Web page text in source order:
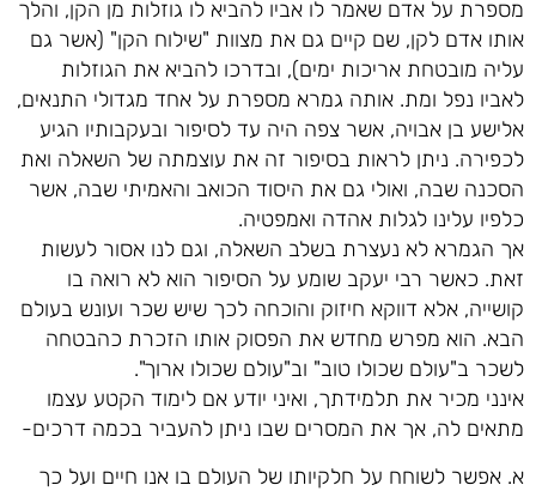
מספרת על אדם שאמר לו אביו להביא לו גוזלות מן הקן, והלך
אותו אדם לקן, שם קיים גם את מצוות "שילוח הקן" (אשר גם
עליה מובטחת אריכות ימים), ובדרכו להביא את הגוזלות
לאביו נפל ומת. אותה גמרא מספרת על אחד מגדולי התנאים,
אלישע בן אבויה, אשר צפה היה עד לסיפור ובעקבותיו הגיע
לכפירה. ניתן לראות בסיפור זה את עוצמתה של השאלה ואת
הסכנה שבה, ואולי גם את היסוד הכואב והאמיתי שבה, אשר
כלפיו עלינו לגלות אהדה ואמפטיה.
אך הגמרא לא נעצרת בשלב השאלה, וגם לנו אסור לעשות
זאת. כאשר רבי יעקב שומע על הסיפור הוא לא רואה בו
קושייה, אלא דווקא חיזוק והוכחה לכך שיש שכר ועונש בעולם
הבא. הוא מפרש מחדש את הפסוק אותו הזכרת כהבטחה
לשכר ב"עולם שכולו טוב" וב"עולם שכולו ארוך".
אינני מכיר את תלמידתך, ואיני יודע אם לימוד הקטע עצמו
מתאים לה, אך את המסרים שבו ניתן להעביר בכמה דרכים-
א. אפשר לשוחח על חלקיותו של העולם בו אנו חיים ועל כך